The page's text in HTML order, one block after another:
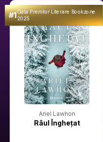
#1Gala Premilor Literare Bookzone
2025
Ariel Lawhon
Râul Înghețat